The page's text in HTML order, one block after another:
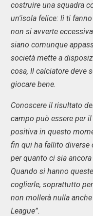
costruire una squadra
un'isola felice: lì ti
non si avverte
siano comunque
società mette a
cosa, Il calciatore deve
giocare bene.
Conoscere il risultato
campo può essere per
positiva in questo
fin qui ha fallito diverse
per quanto ci sia
Quando si hanno
coglierle, soprattutto
non mollerà nulla
League”.